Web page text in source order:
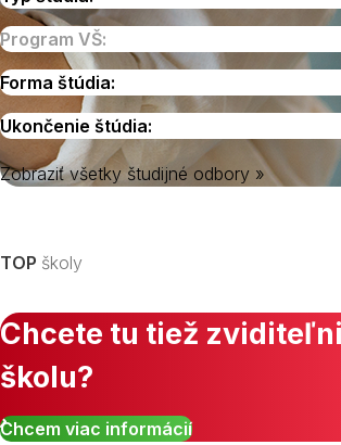
Zobraziť všetky študijné odbory »
TOP školy
Chcete tu tiež
školu?
Chcem viac informácií